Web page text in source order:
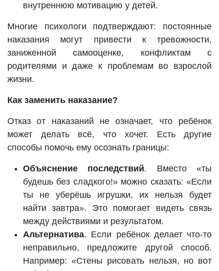
внутреннюю мотивацию у детей.
Многие психологи подтверждают: постоянные
наказания могут привести к тревожности,
заниженной самооценке, конфликтам с
родителями и даже к проблемам во взрослой
жизни.
Как заменить наказание?
Отказ от наказаний не означает, что ребёнок
может делать всё, что хочет. Есть другие
способы помочь ему осознать границы:
Объяснение последствий. Вместо «ты
будешь без сладкого!» можно сказать: «Если
ты не уберёшь игрушки, их нельзя будет
найти завтра». Это помогает видеть связь
между действиями и результатом.
Альтернатива. Если ребёнок делает что-то
неправильно, предложите другой способ.
Например: «Стены рисовать нельзя, но вот